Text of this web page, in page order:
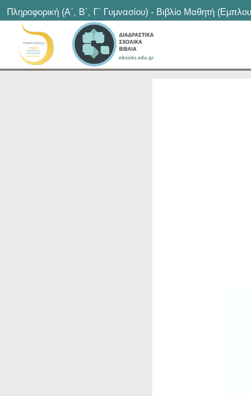
Πληροφορική (Α΄, Β΄, Γ΄ Γυμνασίου) - Βιβλίο Μαθητή